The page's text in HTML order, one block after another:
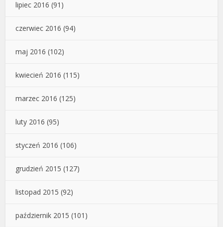
lipiec 2016 (91)
czerwiec 2016 (94)
maj 2016 (102)
kwiecień 2016 (115)
marzec 2016 (125)
luty 2016 (95)
styczeń 2016 (106)
grudzień 2015 (127)
listopad 2015 (92)
październik 2015 (101)